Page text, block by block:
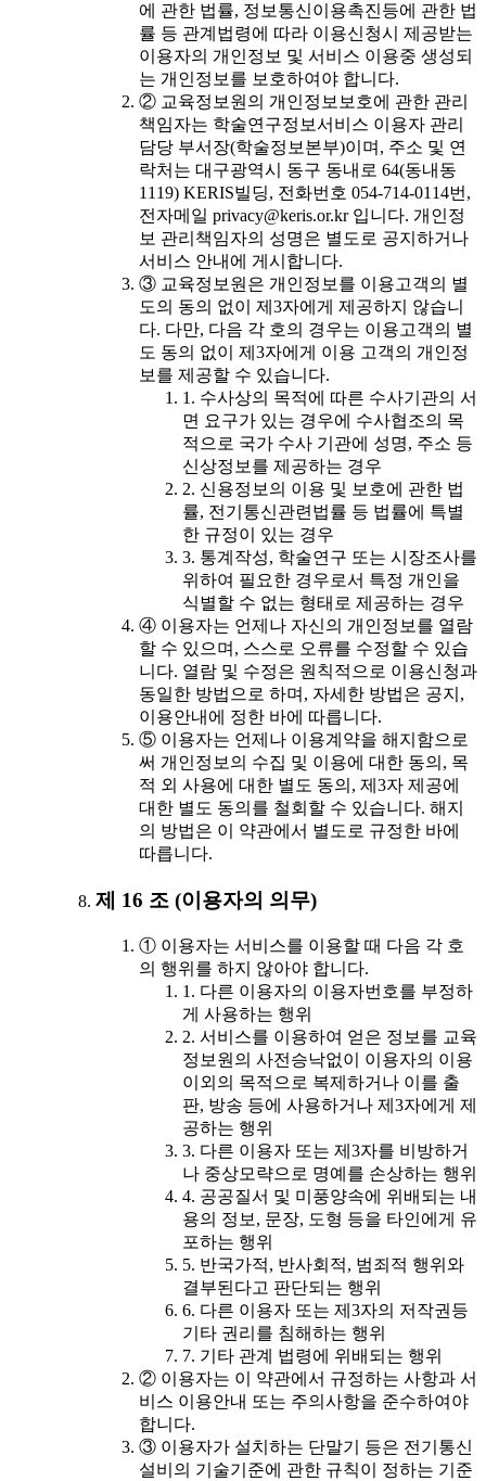
에 관한 법률, 정보통신이용촉진등에 관한 법
률 등 관계법령에 따라 이용신청시 제공받는
이용자의 개인정보 및 서비스 이용중 생성되
는 개인정보를 보호하여야 합니다.
② 교육정보원의 개인정보보호에 관한 관리
책임자는 학술연구정보서비스 이용자 관리
담당 부서장(학술정보본부)이며, 주소 및 연
락처는 대구광역시 동구 동내로 64(동내동
1119) KERIS빌딩, 전화번호 054-714-0114번,
전자메일 privacy@keris.or.kr 입니다. 개인정
보 관리책임자의 성명은 별도로 공지하거나
서비스 안내에 게시합니다.
③ 교육정보원은 개인정보를 이용고객의 별
도의 동의 없이 제3자에게 제공하지 않습니
다. 다만, 다음 각 호의 경우는 이용고객의 별
도 동의 없이 제3자에게 이용 고객의 개인정
보를 제공할 수 있습니다.
1. 수사상의 목적에 따른 수사기관의 서
면 요구가 있는 경우에 수사협조의 목
적으로 국가 수사 기관에 성명, 주소 등
신상정보를 제공하는 경우
2. 신용정보의 이용 및 보호에 관한 법
률, 전기통신관련법률 등 법률에 특별
한 규정이 있는 경우
3. 통계작성, 학술연구 또는 시장조사를
위하여 필요한 경우로서 특정 개인을
식별할 수 없는 형태로 제공하는 경우
④ 이용자는 언제나 자신의 개인정보를 열람
할 수 있으며, 스스로 오류를 수정할 수 있습
니다. 열람 및 수정은 원칙적으로 이용신청과
동일한 방법으로 하며, 자세한 방법은 공지,
이용안내에 정한 바에 따릅니다.
⑤ 이용자는 언제나 이용계약을 해지함으로
써 개인정보의 수집 및 이용에 대한 동의, 목
적 외 사용에 대한 별도 동의, 제3자 제공에
대한 별도 동의를 철회할 수 있습니다. 해지
의 방법은 이 약관에서 별도로 규정한 바에
따릅니다.
제 16 조 (이용자의 의무)
① 이용자는 서비스를 이용할 때 다음 각 호
의 행위를 하지 않아야 합니다.
1. 다른 이용자의 이용자번호를 부정하
게 사용하는 행위
2. 서비스를 이용하여 얻은 정보를 교육
정보원의 사전승낙없이 이용자의 이용
이외의 목적으로 복제하거나 이를 출
판, 방송 등에 사용하거나 제3자에게 제
공하는 행위
3. 다른 이용자 또는 제3자를 비방하거
나 중상모략으로 명예를 손상하는 행위
4. 공공질서 및 미풍양속에 위배되는 내
용의 정보, 문장, 도형 등을 타인에게 유
포하는 행위
5. 반국가적, 반사회적, 범죄적 행위와
결부된다고 판단되는 행위
6. 다른 이용자 또는 제3자의 저작권등
기타 권리를 침해하는 행위
7. 기타 관계 법령에 위배되는 행위
② 이용자는 이 약관에서 규정하는 사항과 서
비스 이용안내 또는 주의사항을 준수하여야
합니다.
③ 이용자가 설치하는 단말기 등은 전기통신
설비의 기술기준에 관한 규칙이 정하는 기준